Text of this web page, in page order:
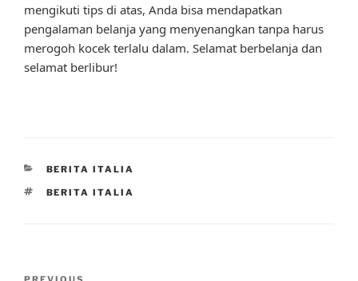
mengikuti tips di atas, Anda bisa mendapatkan
pengalaman belanja yang menyenangkan tanpa harus
merogoh kocek terlalu dalam. Selamat berbelanja dan
selamat berlibur!
CATEGORIES
BERITA ITALIA
TAGS
BERITA ITALIA